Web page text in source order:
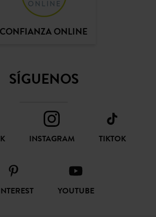
CONFIANZA ONLINE
SÍGUENOS
INSTAGRAM TIKTOK
YOUTUBE